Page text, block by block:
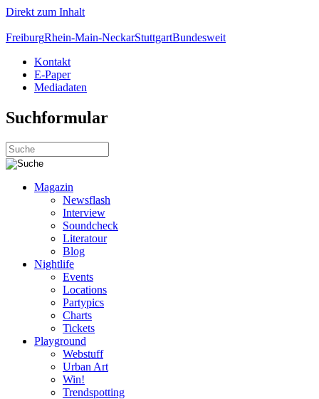
Direkt zum Inhalt
FreiburgRhein-Main-NeckarStuttgartBundesweit
Kontakt
E-Paper
Mediadaten
Suchformular
Magazin
Newsflash
Interview
Soundcheck
Literatour
Blog
Nightlife
Events
Locations
Partypics
Charts
Tickets
Playground
Webstuff
Urban Art
Win!
Trendspotting